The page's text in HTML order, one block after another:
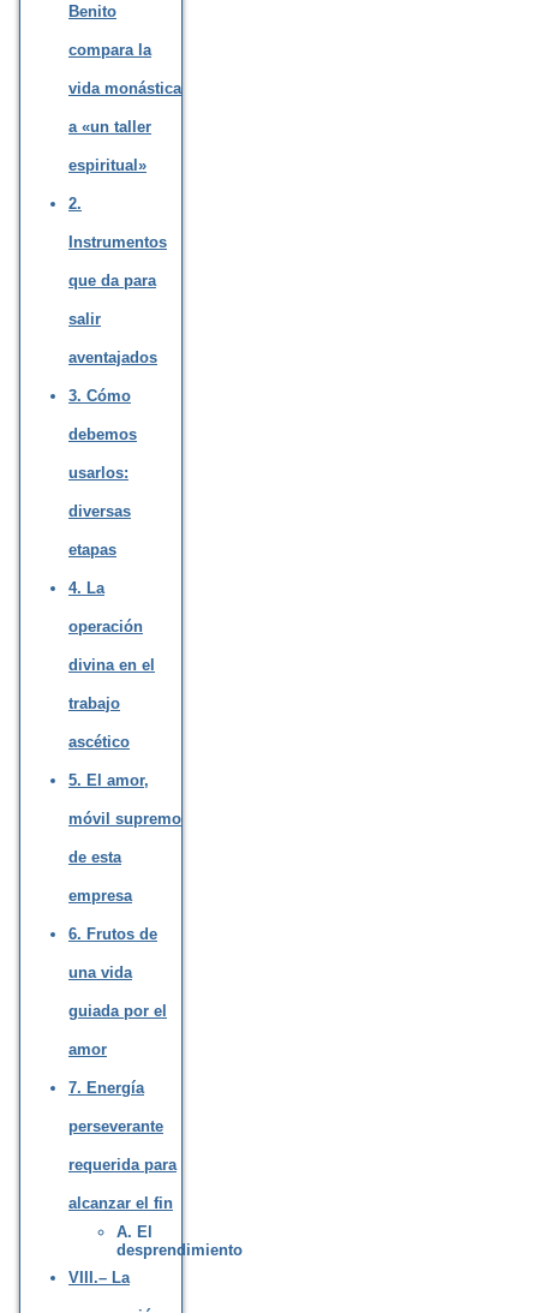
Benito
compara la
vida monástica
a «un taller
espiritual»
2.
Instrumentos
que da para
salir
aventajados
3. Cómo
debemos
usarlos:
diversas
etapas
4. La
operación
divina en el
trabajo
ascético
5. El amor,
móvil supremo
de esta
empresa
6. Frutos de
una vida
guiada por el
amor
7. Energía
perseverante
requerida para
alcanzar el fin
A. El
desprendimiento
VIII.– La